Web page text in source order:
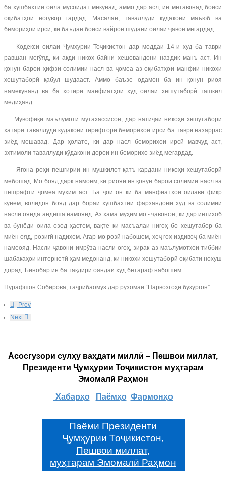
ба хушбахтии оила мусоидат мекунад, аммо дар асл, ин метавонад боиси
оқибатҳои ногувор гардад. Масалан, таваллуди кӯдакони маъюб ва
бемориҳои ирсӣ, ки баъдан боиси вайрон шудани оилаи ҷавон мегардад.
Кодекси оилаи Ҷумҳурии Тоҷикистон дар моддаи 14-и худ ба таври
равшан мегӯяд, ки ақди никоҳ байни хешовандони наздик манъ аст. Ин
қонун барои ҳифзи солимии насл ва ҷомеа аз оқибатҳои манфии никоҳи
хешутаборӣ қабул шудааст. Аммо баъзе одамон ба ин қонун риоя
намекунанд ва ба хотири манфиатҳои худ оилаи хешутаборӣ ташкил
медиҳанд.
Мувофиқи маълумоти мутахассисон, дар натиҷаи никоҳи хешутаборӣ
хатари таваллуди кӯдакони гирифтори бемориҳои ирсӣ ба таври назаррас
зиёд мешавад. Дар ҳолате, ки дар насл бемориҳои ирсӣ мавҷуд аст,
эҳтимоли таваллуди кӯдакони дорои ин бемориҳо зиёд мегардад.
Ягона роҳи пешгирии ин мушкилот қатъ кардани никоҳи хешутаборӣ
мебошад. Мо бояд дарк намоем, ки риояи ин қонун барои солимии насл ва
пешрафти ҷомеа муҳим аст. Ба ҷои он ки ба манфиатҳои оилавӣ фикр
кунем, волидон бояд дар бораи хушбахтии фарзандони худ ва солимии
насли оянда андеша намоянд. Аз ҳама муҳим мо - ҷавонон, ки дар интихоб
ва бунёди оила озод ҳастем, вақте ки масъалаи нигоҳ бо хешутабор ба
миён ояд, розигӣ надиҳем. Агар мо розӣ набошем, ҳеҷ гоҳ издивоҷ ба миён
намеояд. Насли ҷавони имрӯза насли огоҳ, зирак аз маълумотҳои тиббии
шабакаҳои интернетӣ ҳам медонанд, ки никоҳи хешутаборӣ оқибати нохуш
дорад. Бинобар ин ба тақдири ояндаи худ бетараф набошем.
Нурафшон Собирова, таҷрибаомӯз дар рӯзомаи “Парвозгоҳи бузургон”
Prev
Next
Асосгузори сулҳу ваҳдати миллӣ – Пешвои миллат,
Президенти Ҷумҳурии Тоҷикистон муҳтарам
Эмомалӣ Раҳмон
Хабарҳо Паёмҳо Фармонҳо
Паёми Президенти
Ҷумҳурии Тоҷикистон,
Пешвои миллат,
муҳтарам Эмомалӣ Раҳмон